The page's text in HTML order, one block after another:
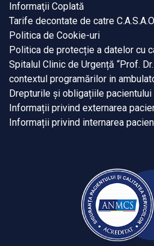
Informaţii Coplată
Tarife decontate de catre
Politica de Cookie-uri
Politica de protecție a datelor cu
Spitalul Clinic de Urgență “Prof.
contextul programărilor in
Drepturile și obligațiile pacientului
Informații privind externarea
Informații privind internarea